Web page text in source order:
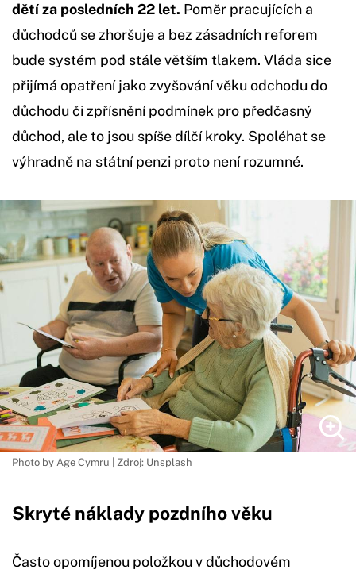
dětí za posledních 22 let. Poměr pracujících a
důchodců se zhoršuje a bez zásadních reforem
bude systém pod stále větším tlakem. Vláda sice
přijímá opatření jako zvyšování věku odchodu do
důchodu či zpřísnění podmínek pro předčasný
důchod, ale to jsou spíše dílčí kroky. Spoléhat se
výhradně na státní penzi proto není rozumné.
Photo by Age Cymru | Zdroj: Unsplash
Skryté náklady pozdního věku
Často opomíjenou položkou v důchodovém